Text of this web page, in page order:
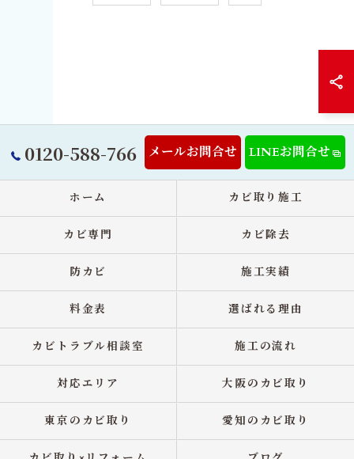
0120-588-766 メールお問合せ LINEお問合せ
ホーム カビ取り施工
カビ専門 カビ除去
防カビ 施工実績
料金表 選ばれる理由
カビトラブル相談室 施工の流れ
対応エリア 大阪のカビ取り
東京のカビ取り 愛知のカビ取り